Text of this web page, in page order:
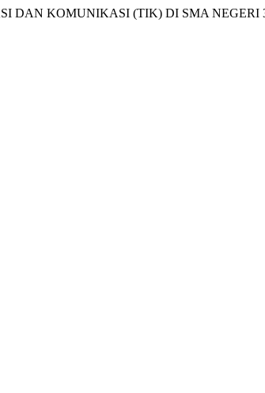
DAN KOMUNIKASI (TIK) DI SMA NEGERI